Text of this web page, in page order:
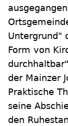
Untergrund"
Form von
der Mainzer
Praktische
seine
den